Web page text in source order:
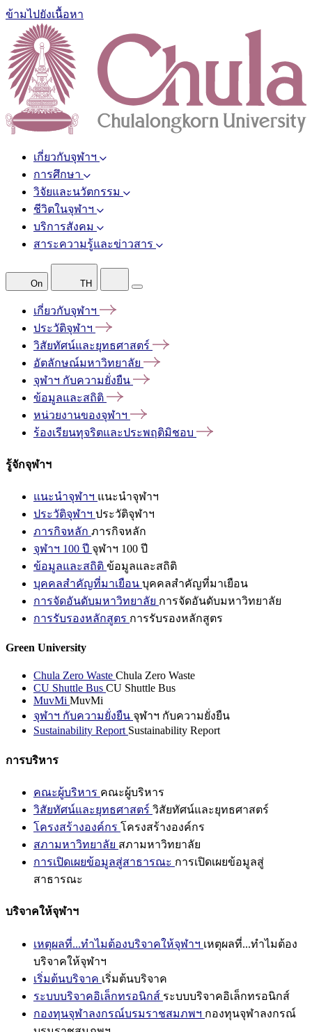
ข้ามไปยังเนื้อหา
เกี่ยวกับจุฬาฯ
การศึกษา
วิจัยและนวัตกรรม
ชีวิตในจุฬาฯ
บริการสังคม
สาระความรู้และข่าวสาร
On TH
เกี่ยวกับจุฬาฯ
ประวัติจุฬาฯ
วิสัยทัศน์และยุทธศาสตร์
อัตลักษณ์มหาวิทยาลัย
จุฬาฯ กับความยั่งยืน
ข้อมูลและสถิติ
หน่วยงานของจุฬาฯ
ร้องเรียนทุจริตและประพฤติมิชอบ
รู้จักจุฬาฯ
แนะนำจุฬาฯ แนะนำจุฬาฯ
ประวัติจุฬาฯ ประวัติจุฬาฯ
ภารกิจหลัก ภารกิจหลัก
จุฬาฯ 100 ปี จุฬาฯ 100 ปี
ข้อมูลและสถิติ ข้อมูลและสถิติ
บุคคลสำคัญที่มาเยือน บุคคลสำคัญที่มาเยือน
การจัดอันดับมหาวิทยาลัย การจัดอันดับมหาวิทยาลัย
การรับรองหลักสูตร การรับรองหลักสูตร
Green University
Chula Zero Waste Chula Zero Waste
CU Shuttle Bus CU Shuttle Bus
MuvMi MuvMi
จุฬาฯ กับความยั่งยืน จุฬาฯ กับความยั่งยืน
Sustainability Report Sustainability Report
การบริหาร
คณะผู้บริหาร คณะผู้บริหาร
วิสัยทัศน์และยุทธศาสตร์ วิสัยทัศน์และยุทธศาสตร์
โครงสร้างองค์กร โครงสร้างองค์กร
สภามหาวิทยาลัย สภามหาวิทยาลัย
การเปิดเผยข้อมูลสู่สาธารณะ การเปิดเผยข้อมูลสู่
สาธารณะ
บริจาคให้จุฬาฯ
เหตุผลที่...ทำไมต้องบริจาคให้จุฬาฯ เหตุผลที่...ทำไมต้อง
บริจาคให้จุฬาฯ
เริ่มต้นบริจาค เริ่มต้นบริจาค
ระบบบริจาคอิเล็กทรอนิกส์ ระบบบริจาคอิเล็กทรอนิกส์
กองทุนจุฬาลงกรณ์บรมราชสมภพฯ กองทุนจุฬาลงกรณ์